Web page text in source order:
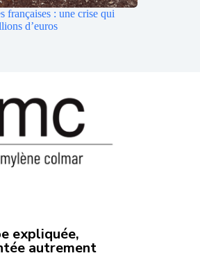
françaises : une crise qui
d’euros
expliquée,
autrement